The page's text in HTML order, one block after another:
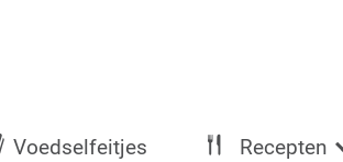
Voedselfeitjes Recepten